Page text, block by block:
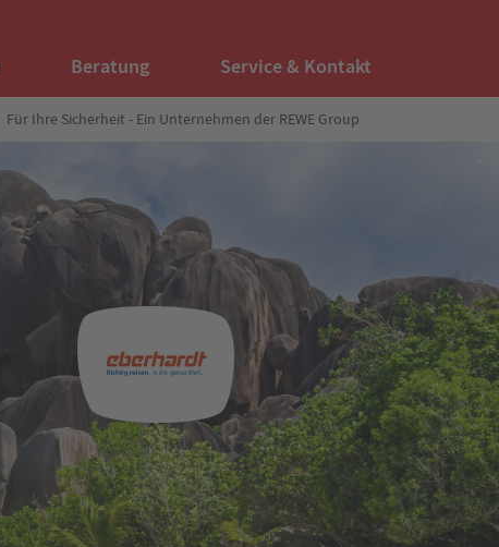
Beratung Service & Kontakt
Für Ihre Sicherheit - Ein Unternehmen der REWE Group